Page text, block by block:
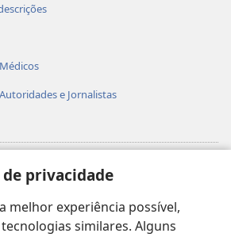
privacidade
melhor experiência possível,
similares. Alguns
e Jornalistas
da Torre de Vigia™